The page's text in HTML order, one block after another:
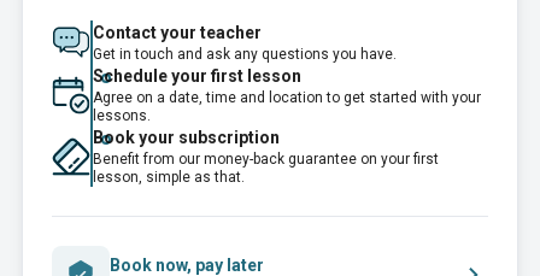
Contact your teacher
Get in touch and ask any questions you have.
Schedule your first lesson
Agree on a date, time and location to get started with your
lessons.
Book your subscription
Benefit from our money-back guarantee on your first
lesson, simple as that.
Book now, pay later